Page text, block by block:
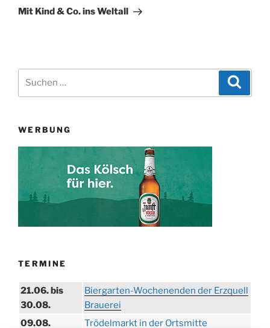
Beitrag
Mit Kind & Co. ins Weltall
WERBUNG
TERMINE
21.06. bis
30.08.
Biergarten-Wochenenden der Erzquell
Brauerei
09.08.
Trödelmarkt in der Ortsmitte